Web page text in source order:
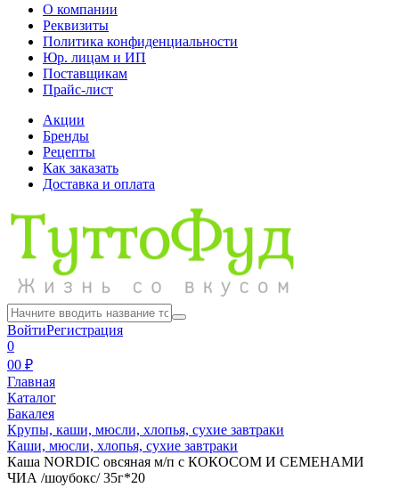
О компании
Реквизиты
Политика конфиденциальности
Юр. лицам и ИП
Поставщикам
Прайс-лист
Акции
Бренды
Рецепты
Как заказать
Доставка и оплата
ВойтиРегистрация
0
00 ₽
Главная
Каталог
Бакалея
Крупы, каши, мюсли, хлопья, сухие завтраки
Каши, мюсли, хлопья, сухие завтраки
Каша NORDIC овсяная м/п с КОКОСОМ И СЕМЕНАМИ
ЧИА /шоубокс/ 35г*20